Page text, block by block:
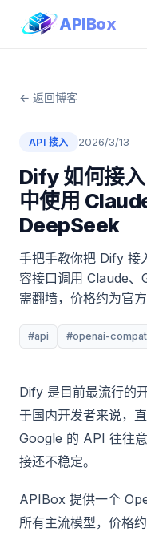
APIBox
← 返回博客
API 接入 2026/3/13
Dify 如何接
中使用
DeepSeek
手把手教你把 Dify
容接口调用 Claude
需翻墙，价格约为官方
#api #openai-
Dify 是目前最流行的
于国内开发者来说，
Google 的 API 往往
接还不稳定。
APIBox 提供一个
所有主流模型，价格